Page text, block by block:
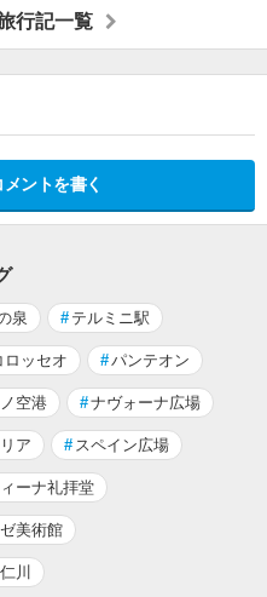
行記一覧
ントを書く
泉 # テルミニ駅
ロッセオ #パンテオン
空港 #ナヴォーナ広場
ア # スペイン広場
ーナ礼拝堂
美術館
仁川